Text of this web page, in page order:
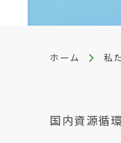
ホーム 私
国内資源循